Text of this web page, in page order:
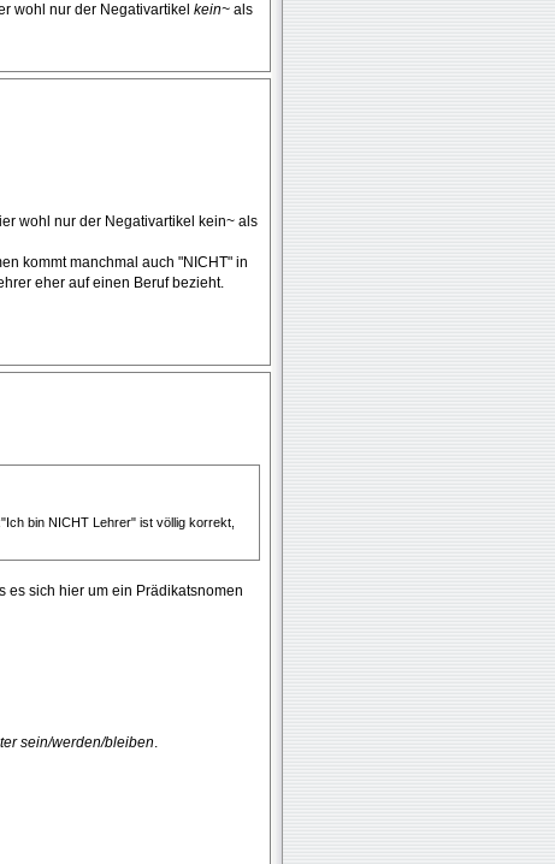
wohl nur der Negativartikel kein~ als
wohl nur der Negativartikel kein~ als
kommt manchmal auch "NICHT" in
eher auf einen Beruf bezieht.
bin NICHT Lehrer" ist völlig korrekt,
es sich hier um ein Prädikatsnomen
sein/werden/bleiben.